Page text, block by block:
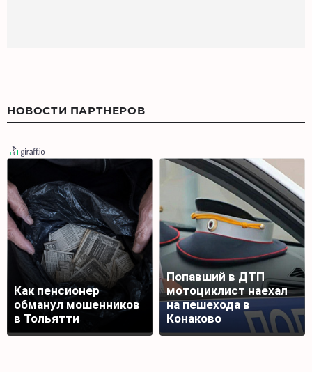
НОВОСТИ ПАРТНЕРОВ
Как пенсионер
обманул мошенников
в Тольятти
Попавший в ДТП
мотоциклист наехал
на пешехода в
Конаково